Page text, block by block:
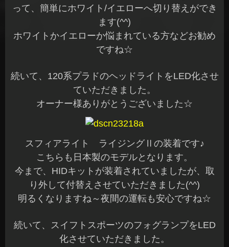
って、簡単にホワイト/イエローへ切り替えができ
ます(^^)
ホワイトかイエローか悩まれている方などお勧め
ですね☆
続いて、120系プラドのヘッドライトをLED化させ
ていただきました。
オーナー様ありがとうございました☆
スフィアライト ライジングⅡの装着です♪
こちらも日本製のモデルとなります。
今まで、HIDキットが装着されていましたが、取
り外して付替えさせていただきました(^^)
明るくなりますね～夜間の運転も安心ですね☆
続いて、スイフトスポーツのフォグランプをLED
化させていただきました。